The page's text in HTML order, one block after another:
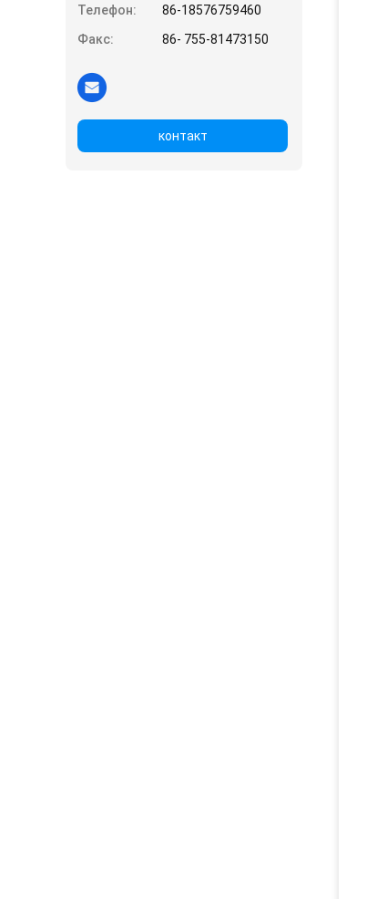
Телефон:
86-18576759460
Факс:
86- 755-81473150
контакт